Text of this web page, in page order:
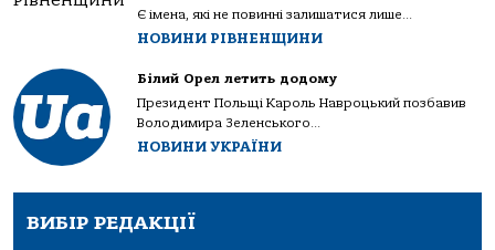
Є імена, які не повинні залишатися лише...
НОВИНИ РІВНЕНЩИНИ
Білий Орел летить додому
Президент Польщі Кароль Навроцький позбавив
Володимира Зеленського...
НОВИНИ УКРАЇНИ
ВИБІР РЕДАКЦІЇ